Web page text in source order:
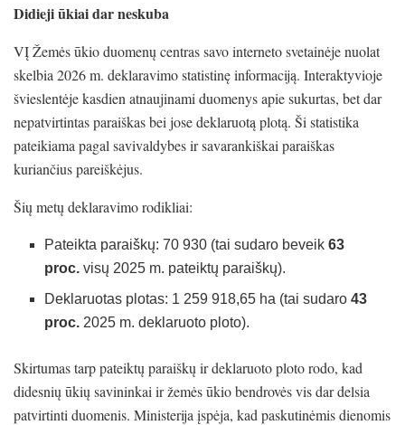
Didieji ūkiai dar neskuba
VĮ Žemės ūkio duomenų centras savo interneto svetainėje nuolat
skelbia 2026 m. deklaravimo statistinę informaciją. Interaktyvioje
švieslentėje kasdien atnaujinami duomenys apie sukurtas, bet dar
nepatvirtintas paraiškas bei jose deklaruotą plotą. Ši statistika
pateikiama pagal savivaldybes ir savarankiškai paraiškas
kuriančius pareiškėjus.
Šių metų deklaravimo rodikliai:
Pateikta paraiškų: 70 930 (tai sudaro beveik63
proc. visų 2025 m. pateiktų paraiškų).
Deklaruotas plotas: 1 259 918,65 ha (tai sudaro43
proc. 2025 m. deklaruoto ploto).
Skirtumas tarp pateiktų paraiškų ir deklaruoto ploto rodo, kad
didesnių ūkių savininkai ir žemės ūkio bendrovės vis dar delsia
patvirtinti duomenis. Ministerija įspėja, kad paskutinėmis dienomis